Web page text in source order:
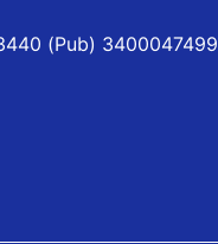
(Pub) 3400047499